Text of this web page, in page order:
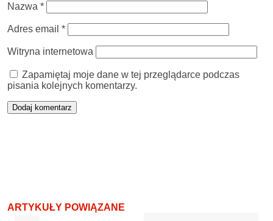
Nazwa *
Adres email *
Witryna internetowa
Zapamiętaj moje dane w tej przeglądarce podczas
pisania kolejnych komentarzy.
ARTYKUŁY POWIĄZANE